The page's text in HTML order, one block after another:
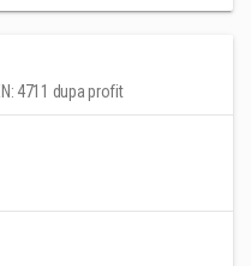
4711 dupa profit